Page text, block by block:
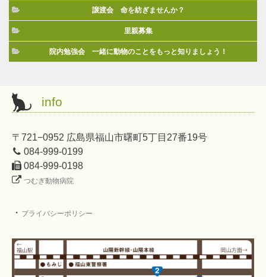
譲渡会 命を紡ぎませんか？
里親募集
院内勉強会 一緒に動物のことをもっと知りましょう！
info
〒721−0952 広島県福山市曙町5丁目27番19号
084-999-0199
084-999-0198
つむぎ動物病院
・ プライバシーポリシー